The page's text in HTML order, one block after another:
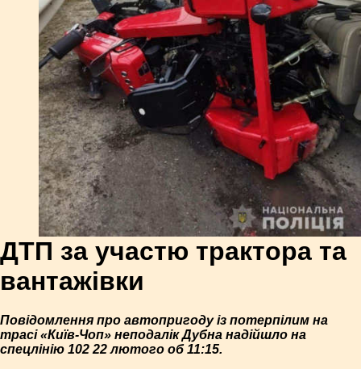
ДТП за участю трактора та
вантажівки
Повідомлення про автопригоду із потерпілим на
трасі «Київ-Чоп» неподалік Дубна надійшло на
спецлінію 102 22 лютого об 11:15.